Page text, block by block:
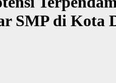
SMP di Kota